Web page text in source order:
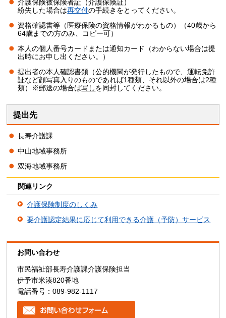
介護保険被保険者証（介護保険証）
紛失した場合は再交付の手続きをとってください。
資格確認書等（医療保険の資格情報がわかるもの）（40歳から
64歳までの方のみ、コピー可）
本人の個人番号カードまたは通知カード（わからない場合は提
出時にお申し出ください。）
提出者の本人確認書類（公的機関が発行したもので、運転免許
証など顔写真入りのものであれば1種類、それ以外の場合は2種
類）※郵送の場合は写しを同封してください。
提出先
長寿介護課
中山地域事務所
双海地域事務所
関連リンク
介護保険制度のしくみ
要介護認定結果に応じて利用できる介護（予防）サービス
お問い合わせ
市民福祉部長寿介護課介護保険担当
伊予市米湊820番地
電話番号：089-982-1117